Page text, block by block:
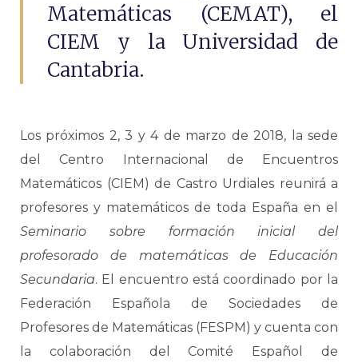
Matemáticas (CEMAT), el
CIEM y la Universidad de
Cantabria.
Los próximos 2, 3 y 4 de marzo de 2018, la sede
del Centro Internacional de Encuentros
Matemáticos (CIEM) de Castro Urdiales reunirá a
profesores y matemáticos de toda España en el
Seminario sobre formación inicial del
profesorado de matemáticas de Educación
Secundaria. El encuentro está coordinado por la
Federación Española de Sociedades de
Profesores de Matemáticas (FESPM) y cuenta con
la colaboración del Comité Español de